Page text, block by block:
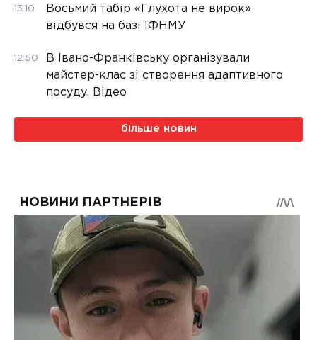
13:10
Восьмий табір «Глухота не вирок»
відбувся на базі ІФНМУ
12:50
В Івано-Франківську організували
майстер-клас зі створення адаптивного
посуду. Відео
більше новин